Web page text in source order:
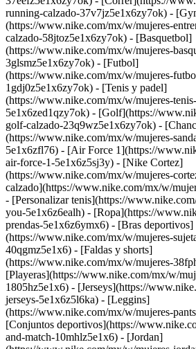
running-calzado-37v7jz5e1x6zy7ok) -
(https://www.nike.com/mx/w/mujeres-
calzado-58jtoz5e1x6zy7ok) - [Basquetbol]
(https://www.nike.com/mx/w/mujeres-
3glsmz5e1x6zy7ok) - [Futbol]
(https://www.nike.com/mx/w/mujeres-
1gdj0z5e1x6zy7ok) - [Tenis y padel]
(https://www.nike.com/mx/w/mujeres-
5e1x6zed1qzy7ok) - [Golf](https://
golf-calzado-23q9wz5e1x6zy7ok) -
(https://www.nike.com/mx/w/mujeres-
5e1x6zfl76) - [Air Force 1](https://
air-force-1-5e1x6z5sj3y) - [Nike Cortez]
(https://www.nike.com/mx/w/mujeres-
calzado](https://www.nike.com/mx/w/
- [Personalizar tenis](https://
you-5e1x6z6ealh) - [Ropa](https://
prendas-5e1x6z6ymx6) - [Bras deportivos]
(https://www.nike.com/mx/w/mujeres-
40qgmz5e1x6) - [Faldas y shorts]
(https://www.nike.com/mx/w/mujeres-
[Playeras](https://www.nike.com/mx/w/
1805hz5e1x6) - [Jerseys](https://
jerseys-5e1x6z5l6ka) - [Leggins]
(https://www.nike.com/mx/w/mujeres-
[Conjuntos deportivos](https://
and-match-10mhlz5e1x6) - [Jordan]